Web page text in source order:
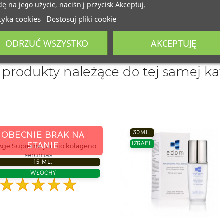
produkty należące do tej samej
OBECNIE BRAK NA
STANIE
15 ML.
WŁOCHY
Supreme jūrinio kolageno
serumas
42,00
30ML.
IZRAEL
na jego użycie, naciśnij przycisk Akceptuj.
cookies Dostosuj pliki cookie
ODRZUĆ WSZYSTKO AKCEPTUJĘ